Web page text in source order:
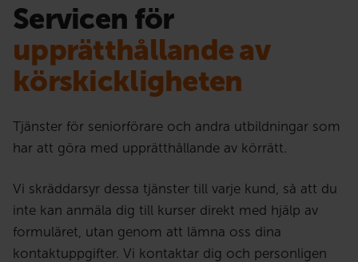
Servicen för
upprätthållande av
körskickligheten
Tjänster för seniorförare och andra utbildningar som
har att göra med upprätthållande av körrätt.
Vi skräddarsyr dessa tjänster till varje kund, så att du
inte kan anmäla dig till kurser direkt med hjälp av
formuläret, utan genom att lämna oss dina
kontaktuppgifter. Vi kontaktar dig och personligen